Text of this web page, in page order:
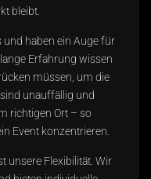
bleibt.
und haben ein Auge für
Erfahrung wissen
müssen, um die
unauffällig und
richtigen Ort – so
Event konzentrieren.
unsere Flexibilität. Wir